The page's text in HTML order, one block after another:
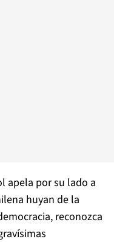
apela por su lado a
huyan de la
reconozca